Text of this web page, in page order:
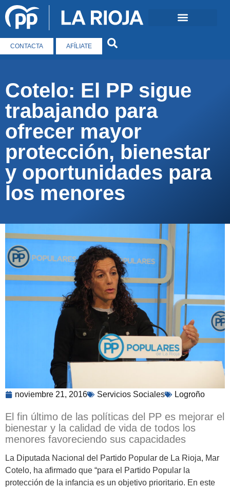
CONTACTA AFÍLIATE
Cotelo: El PP sigue
trabajando para
ofrecer mayor
protección, bienestar
y oportunidades para
los menores
noviembre 21, 2016 Servicios Sociales Logroño
El fin último de las políticas del PP es mejorar el
bienestar y la calidad de vida de todos los
menores favoreciendo sus capacidades
La Diputada Nacional del Partido Popular de La Rioja, Mar
Cotelo, ha afirmado que “para el Partido Popular la
protección de la infancia es un objetivo prioritario. En este